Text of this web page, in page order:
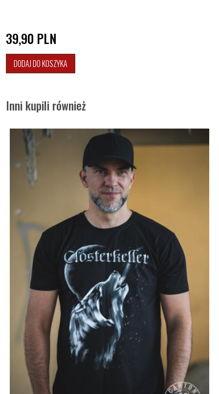
39,90 PLN
DODAJ DO KOSZYKA
Inni kupili również